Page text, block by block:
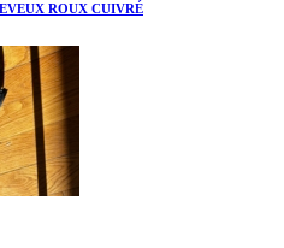
ROUX CUIVRÉ